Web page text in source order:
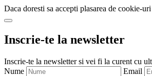
Daca doresti sa accepti plasarea de cookie-
Inscrie-te la newsletter
Inscrie-te la newsletter si vei fi la curent cu
Nume
Email